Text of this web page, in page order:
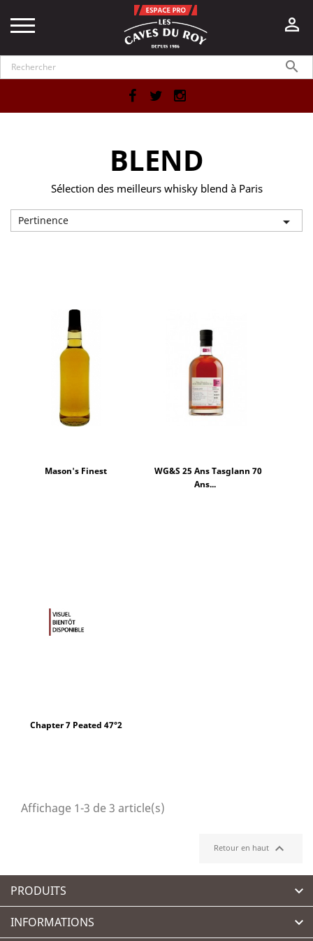


Facebook
BLEND
Sélection des meilleurs whisky blend à Paris
Pertinence 
Mason's Finest
WG&S 25 Ans Tasglann 70
Ans...
Chapter 7 Peated 47°2
Affichage 1-3 de 3 article(s)
Retour en haut 
PRODUITS 
INFORMATIONS 